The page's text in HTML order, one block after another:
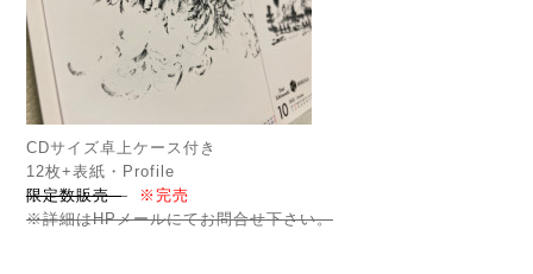
CDサイズ卓上ケース付き
12枚+表紙・Profile
限定数販売
※完売
※詳細はHPメールにてお問合せ下さい。